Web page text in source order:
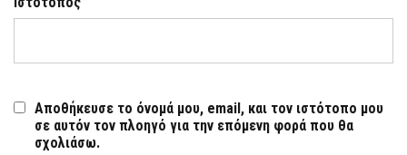
Αποθήκευσε το όνομά μου, email, και τον ιστότοπο μου
σε αυτόν τον πλοηγό για την επόμενη φορά που θα
σχολιάσω.